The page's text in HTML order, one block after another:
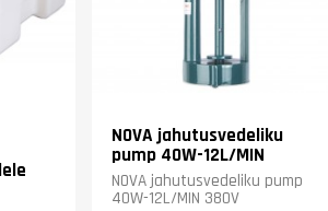
NOVA jahutusvedeliku
pump 40W-12L/MIN
NOVA jahutusvedeliku pump
40W-12L/MIN 380V